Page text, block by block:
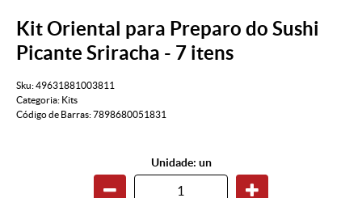
Kit Oriental para Preparo do Sushi
Picante Sriracha - 7 itens
Sku:49631881003811
Categoria: Kits
Código de Barras:7898680051831
Unidade: un